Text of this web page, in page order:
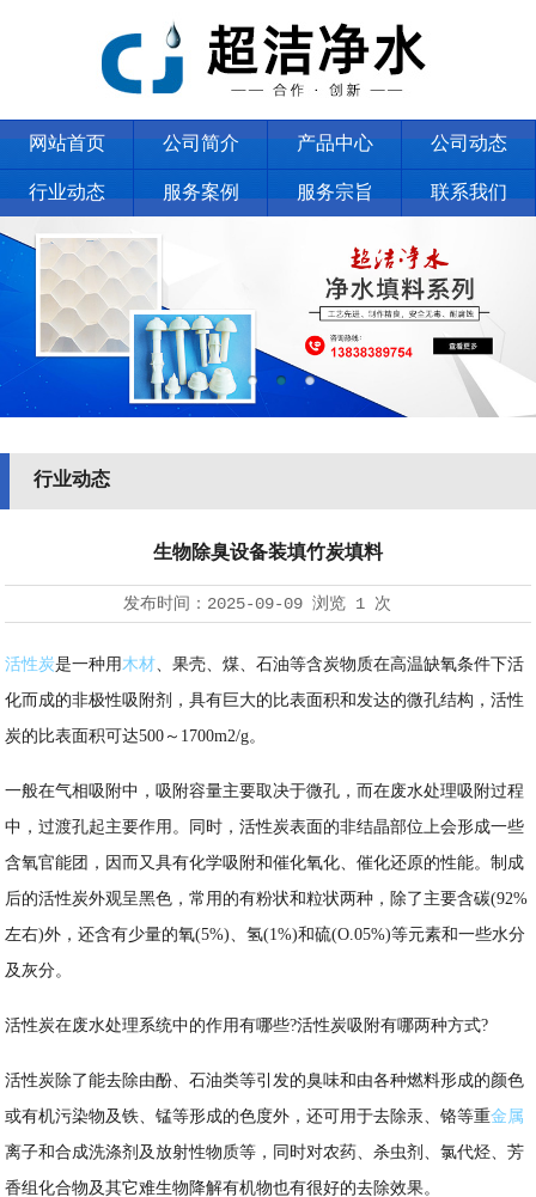
网站首页 公司简介 产品中心 公司动态
行业动态 服务案例 服务宗旨 联系我们
行业动态
生物除臭设备装填竹炭填料
发布时间： 2025-09-09浏览 1 次
活性炭是一种用木材、果壳、煤、石油等含炭物质在高温缺氧条件下活
化而成的非极性吸附剂，具有巨大的比表面积和发达的微孔结构，活性
炭的比表面积可达500～1700m2/g。
一般在气相吸附中，吸附容量主要取决于微孔，而在废水处理吸附过程
中，过渡孔起主要作用。同时，活性炭表面的非结晶部位上会形成一些
含氧官能团，因而又具有化学吸附和催化氧化、催化还原的性能。制成
后的活性炭外观呈黑色，常用的有粉状和粒状两种，除了主要含碳(92%
左右)外，还含有少量的氧(5%)、氢(1%)和硫(O.05%)等元素和一些水分
及灰分。
活性炭在废水处理系统中的作用有哪些?活性炭吸附有哪两种方式?
活性炭除了能去除由酚、石油类等引发的臭味和由各种燃料形成的颜色
或有机污染物及铁、锰等形成的色度外，还可用于去除汞、铬等重金属
离子和合成洗涤剂及放射性物质等，同时对农药、杀虫剂、氯代烃、芳
香组化合物及其它难生物降解有机物也有很好的去除效果。